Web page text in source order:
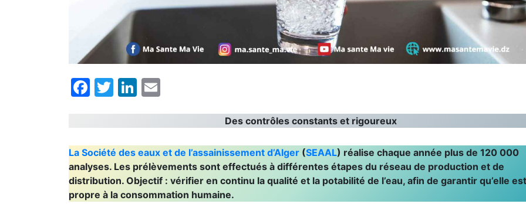
Facebook
TwitterLinkedIn
Des contrôles constants et rigoureux
La Société des eaux et de l’assainissement d’Alger (SEAAL) réalise chaque année plus de 120 000
analyses. Les prélèvements sont effectués à différentes étapes du réseau de production et de
distribution. Objectif : vérifier en continu la qualité et la potabilité de l’eau, afin de garantir qu’elle est
propre à la consommation humaine.